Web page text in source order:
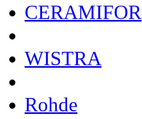
CERAMIFOR
WISTRA
Rohde